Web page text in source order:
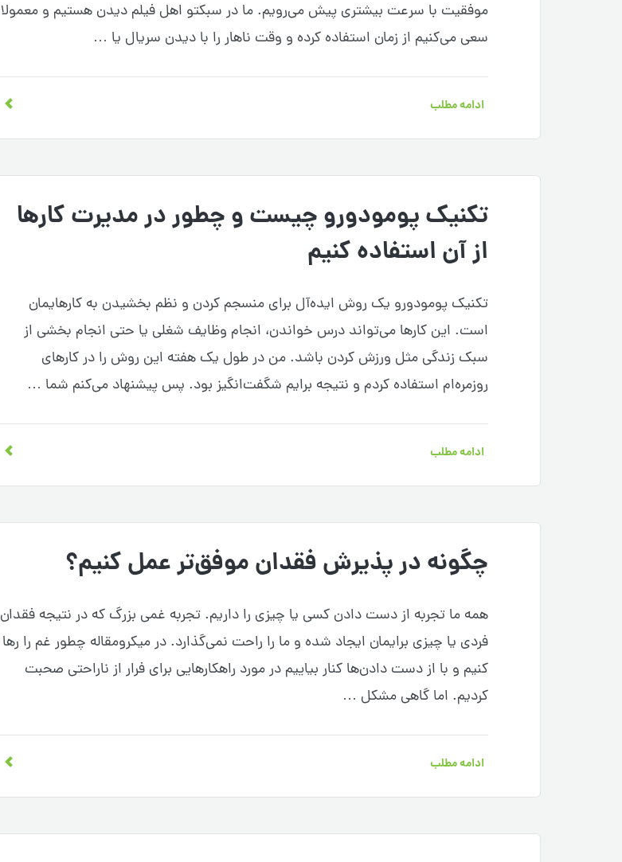
موفقیت با سرعت بیشتری پیش می‌رویم. ما در سبکتو اهل فیلم دیدن هستیم و معمولا
سعی می‌کنیم از زمان استفاده کرده و وقت ناهار را با دیدن سریال یا …
ادامه مطلب
تکنیک پومودورو چیست و چطور در مدیرت کارها
از آن استفاده کنیم
تکنیک پومودورو یک روش ایده‌آل برای منسجم کردن و نظم بخشیدن به کارهایمان
است. این کارها می‌تواند درس خواندن، انجام وظایف شغلی یا حتی انجام بخشی از
سبک زندگی مثل ورزش کردن باشد. من در طول یک هفته این روش را در کارهای
روزمره‌ام استفاده کردم و نتیجه برایم شگفت‌انگیز بود. پس پیشنهاد می‌کنم شما …
ادامه مطلب
چگونه در پذیرش فقدان موفق‌تر عمل کنیم؟
همه ما تجربه از دست دادن کسی یا چیزی را داریم. تجربه غمی بزرگ که در نتیجه فقدان
فردی یا چیزی برایمان ایجاد شده و ما را راحت نمی‌گذارد. در میکرومقاله چطور غم را رها
کنیم و با از دست دادن‌ها کنار بیاییم در مورد راهکارهایی برای فرار از ناراحتی صحبت
کردیم. اما گاهی مشکل …
ادامه مطلب